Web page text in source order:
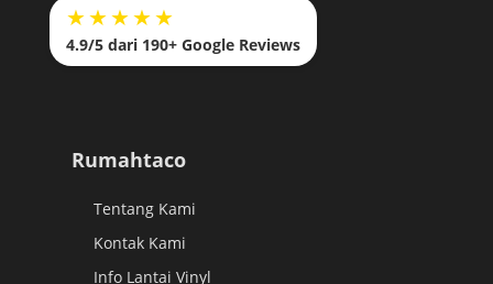
★★★★★
4.9/5 dari 190+ Google Reviews
Rumahtaco
Tentang Kami
Kontak Kami
Info Lantai Vinyl